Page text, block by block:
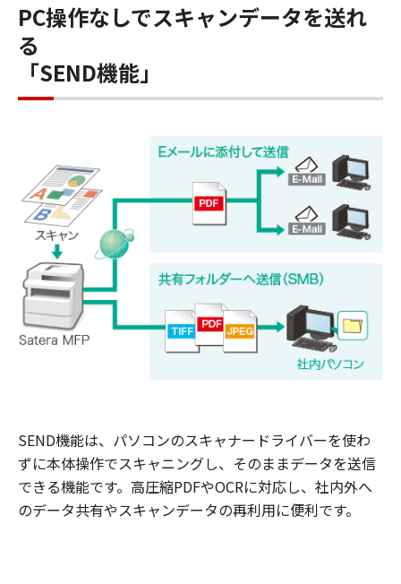
PC操作なしでスキャンデータを送れ
る
「SEND機能」
SEND機能は、パソコンのスキャナードライバーを使わ
ずに本体操作でスキャニングし、そのままデータを送信
できる機能です。高圧縮PDFやOCRに対応し、社内外へ
のデータ共有やスキャンデータの再利用に便利です。